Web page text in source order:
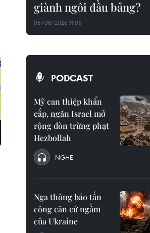
giành ngôi đầu bảng?
06/08/2026 11:05
PODCAST
Mỹ can thiệp khẩn
cấp, ngăn Israel mở
rộng đòn trừng phạt
Hezbollah
NGHE
Nga thông báo tấn
công căn cứ ngầm
của Ukraine